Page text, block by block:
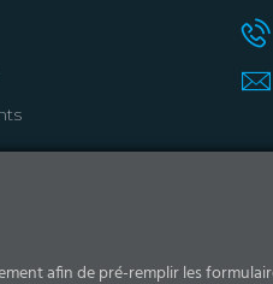
afin de pré-remplir les